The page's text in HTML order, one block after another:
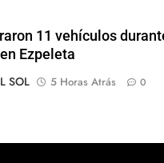
11 vehículos
Ezpeleta
SOL
5 Horas Atrás 0